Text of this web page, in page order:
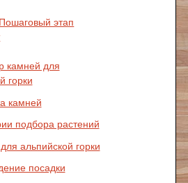
Пошаговый этап
камней для
горки
камней
подбора растений
альпийской горки
посадки